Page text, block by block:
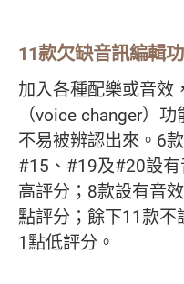
11款欠缺音訊編輯
加入各種配樂或音效
（voice changer）
不易被辨認出來。6
#15、#19及#20設
高評分；8款設有音
點評分；餘下11款
1點低評分。